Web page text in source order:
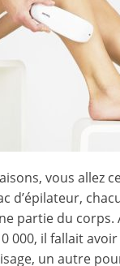
vous allez
d’épilateur,
partie du corps.
000, il fallait
un autre